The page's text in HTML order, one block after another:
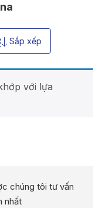
Sắp xếp
với lựa
chúng tôi tư vấn
nhất